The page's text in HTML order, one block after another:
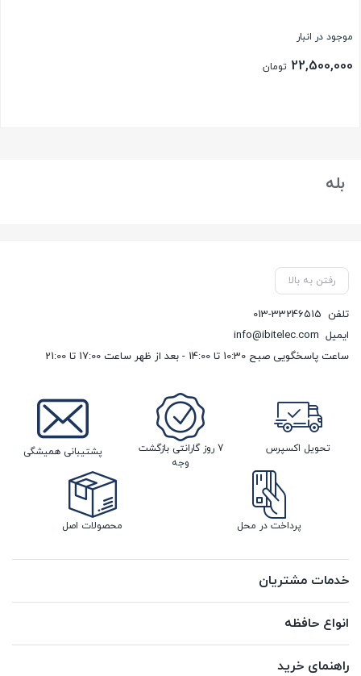
موجود در انبار
22,500,000 تومان
بله
رفتن به بالا
تلفن 013-33246515
ایمیل info@ibitelec.com
ساعت پاسخگویی صبح 10:30 تا 14:00 - بعد از ظهر ساعت 17:00 تا 21:00
تحویل اکسپرس
7 روز گارانتی بازگشت
وجه
پشتیبانی همیشگی
پرداخت در محل محصولات اصل
خدمات مشتریان
انواع حافظه
راهنمای خرید